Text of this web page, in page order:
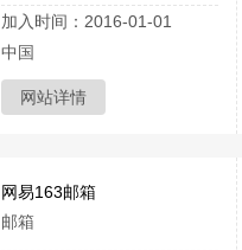
加入时间：2016-01-01
中国
网站详情
网易163邮箱
邮箱